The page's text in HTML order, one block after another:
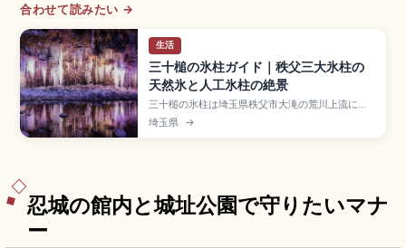
合わせて読みたい →
生活
三十槌の氷柱ガイド｜秩父三大氷柱の
天然氷と人工氷柱の絶景
三十槌の氷柱は埼玉県秩父市大滝の荒川上流にあ
る冬の絶景スポットで、岩清水が厳冬期に凍結し
高さ約8m・幅約30mの天然氷柱を形成する秩父
埼玉県 →
忍城の館内と城址公園で守りたいマナ
ー